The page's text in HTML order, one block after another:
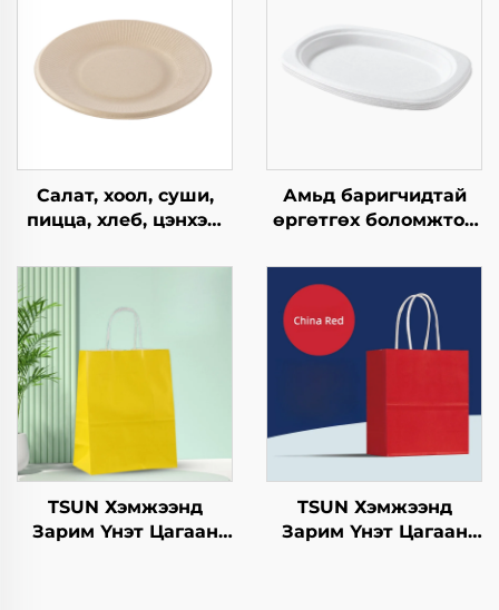
Салат, хоол, суши,
пицца, хлеб, цэнхэр,
гамбургерийг
зориулагдсан буцаж
ашиглах боломжтой
крафт хавтангаас
бүрдсэн дагуу, цэцэг,
хөнгөн хоолны
ашиглахад
Амьд баригчидтай
өргөтгөх боломжтой
хавтангаас бүрдсэн
дагуу, нэг удаа
ашиглах
хүрээлэнгийн
дугуй, тойрог/овойн
зургийн орон суурь,
пластик зам
TSUN Хэмжээнд
Зарим Үнэт Цагаан
TSUN Хэмжээнд
Зарим Үнэт Цагаан